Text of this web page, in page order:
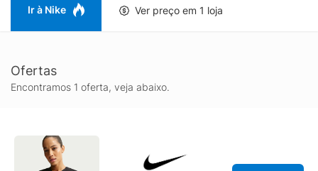
Ir à Nike Ver preço em 1 loja
Ofertas
Encontramos 1 oferta, veja abaixo.